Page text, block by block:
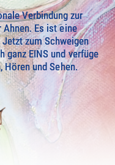
Verbindung zur
Es ist eine
zum Schweigen
EINS und verfüge
Hören und Sehen.